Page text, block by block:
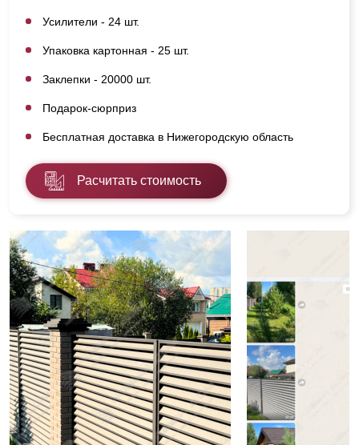
Усилители - 24 шт.
Упаковка картонная - 25 шт.
Заклепки - 20000 шт.
Подарок-сюрприз
Бесплатная доставка в Нижегородскую область
Расчитать стоимость